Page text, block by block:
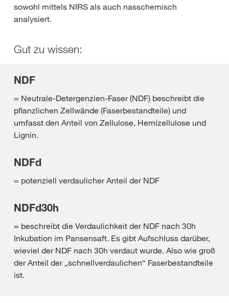
sowohl mittels NIRS als auch nasschemisch
analysiert.
Gut zu wissen:
NDF
= Neutrale-Detergenzien-Faser (NDF) beschreibt die
pflanzlichen Zellwände (Faserbestandteile) und
umfasst den Anteil von Zellulose, Hemizellulose und
Lignin.
NDFd
= potenziell verdaulicher Anteil der NDF
NDFd30h
= beschreibt die Verdaulichkeit der NDF nach 30h
Inkubation im Pansensaft. Es gibt Aufschluss darüber,
wieviel der NDF nach 30h verdaut wurde. Also wie groß
der Anteil der „schnellverdaulichen“ Faserbestandteile
ist.